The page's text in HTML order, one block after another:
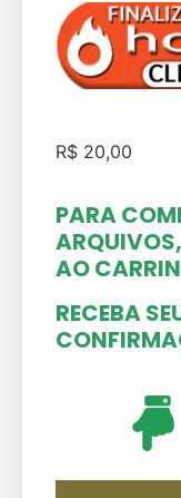
R$ 20,00
PARA
AO
RECEBA